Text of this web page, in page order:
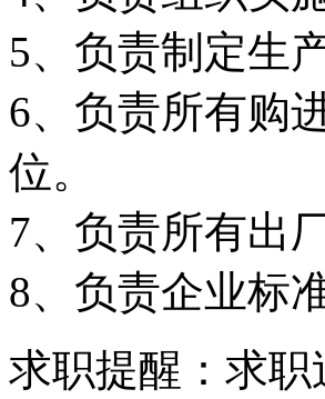
5、负责制定生
6、负责所有购
位。
7、负责所有出
8、负责企业标
求职提醒：求